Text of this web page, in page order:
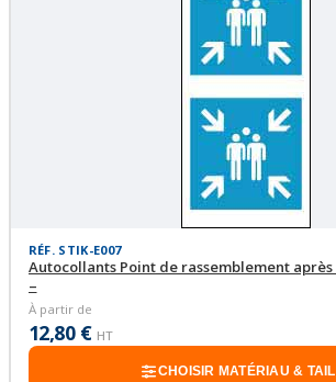
RÉF. STIK-E007
Autocollants Point de rassemblement
–
À partir de
12,80 € HT
CHOISIR MATÉRIAU &